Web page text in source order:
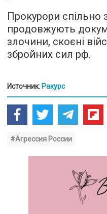
Прокурори спільно
продовжують
злочини, скоєні
збройних сил рф.
Источник: Ракурс
#Агрессия России